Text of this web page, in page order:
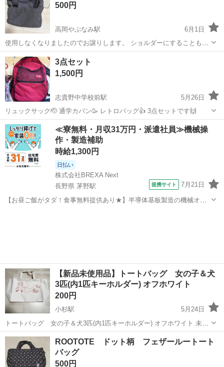
500円
高岡やぶなみ駅
6月1日
使用しなくなりましたのでお譲りします。 ショルダーにすることも可
能。 特に目立った汚れなし。
富山 高岡市 高岡やぶなみ駅
3点セット
1,500円
志貴野中学校前駅
5月26日
リュックサック🫡 通学カバン🥳 レトロバッグ👍 3点セットです🙌
富山 高岡市 志貴野中学校前駅 バッグ セット
≪寮無料・月収31万円・派遣社員≫機械操
作・製造補助
時給1,300円
日払い
株式会社BREXA Next
長野県 茅野駅
提携サイト 7月21日
【お昼ご飯がタダ！食事無料提供あり★】半導体基板製造の機械オペ
【新品未使用品】トートバッグ 女の子＆犬
3匹(内1匹キーホルダー) オフホワイト
200円
小杉駅
5月24日
トートバッグ 女の子＆犬3匹(内1匹キーホルダー) オフホワイト 未使
用品ですが、自宅にて長期保管しておりました。 42㎝×23.5㎝ マチ
12.5㎝
富山 射水市 バッグ オフホワイト
ROOTOTE ドット柄 フェザールートート
バッグ
500円